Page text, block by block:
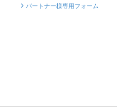
パートナー様専用フォーム